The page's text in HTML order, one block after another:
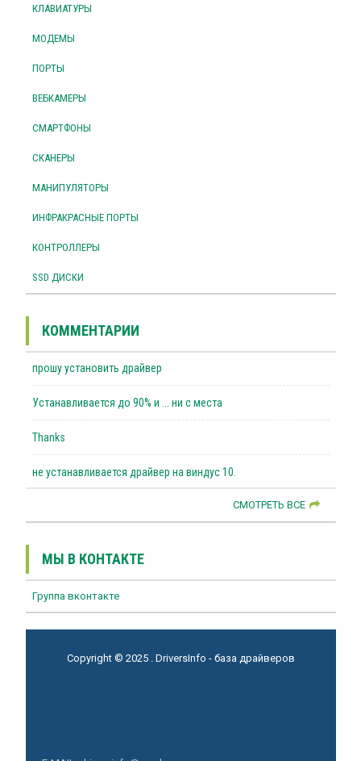
КЛАВИАТУРЫ
МОДЕМЫ
ПОРТЫ
ВЕБКАМЕРЫ
СМАРТФОНЫ
СКАНЕРЫ
МАНИПУЛЯТОРЫ
ИНФРАКРАСНЫЕ ПОРТЫ
КОНТРОЛЛЕРЫ
SSD ДИСКИ
КОММЕНТАРИИ
прошу установить драйвер
Устанавливается до 90% и ... ни с места
Thanks
не устанавливается драйвер на виндус 10.
СМОТРЕТЬ ВСЕ
МЫ В КОНТАКТЕ
Группа вконтакте
Copyright © 2025 . DriversInfo - база драйверов